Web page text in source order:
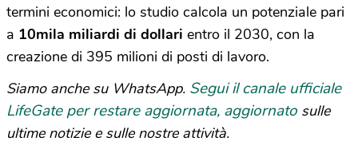
termini economici: lo studio calcola un potenziale pari
a 10mila miliardi di dollari entro il 2030, con la
creazione di 395 milioni di posti di lavoro.
Siamo anche su WhatsApp. Segui il canale ufficiale
LifeGate per restare aggiornata, aggiornato sulle
ultime notizie e sulle nostre attività.